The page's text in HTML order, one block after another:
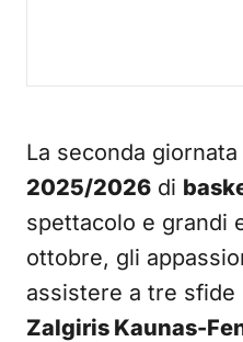
La seconda giornata
2025/2026 di
spettacolo e grandi
ottobre, gli
assistere a tre
Zalgiris Kaunas-